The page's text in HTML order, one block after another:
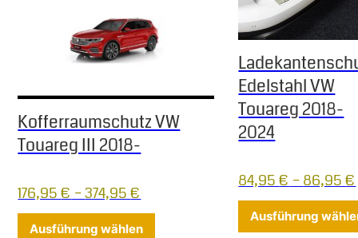
Kofferraumschutz VW
Touareg III 2018-
176,95€ –374,95€
Ausführung wählen Dieses Produkt weist mehrere
Edelstahl VW
Touareg 2018-
2024
84,95€ –86,95€
Ausführung